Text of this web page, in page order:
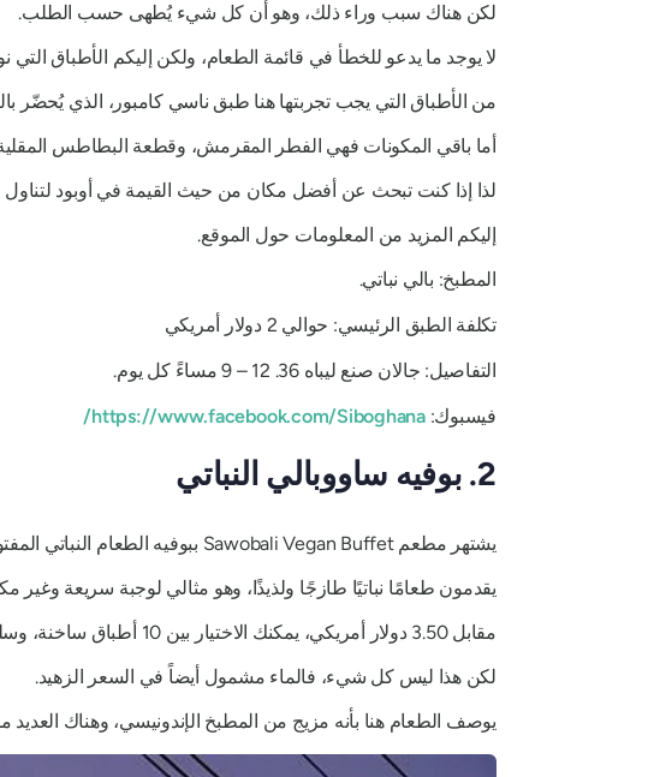
لكن هناك سبب وراء ذلك، وهو أن كل شيء يُطهى حسب الطلب.
لا يوجد ما يدعو للخطأ في قائمة الطعام، ولكن إليكم الأطباق التي
من الأطباق التي يجب تجربتها هنا طبق ناسي كامبور، الذي يُحضّر
أما باقي المكونات فهي الفطر المقرمش، وقطعة البطاطس
لذا إذا كنت تبحث عن أفضل مكان من حيث القيمة في أوبود لتناول
إليكم المزيد من المعلومات حول الموقع.
المطبخ: بالي نباتي.
تكلفة الطبق الرئيسي: حوالي 2 دولار أمريكي
التفاصيل: جالان صنع ليباه 36. 12 – 9 مساءً كل يوم.
فيسبوك:https://www.facebook.com/Siboghana/
2. بوفيه ساووبالي النباتي
يشتهر مطعم Sawobali Vegan Buffet ببوفيه الطعام النباتي المفتوح.
يقدمون طعامًا نباتيًا طازجًا ولذيذًا، وهو مثالي لوجبة سريعة وغير
مقابل 3.50 دولار أمريكي، يمكنك الاختيار بين 10 أطباق ساخنة، وسلطة، وأرز، وحساء.
لكن هذا ليس كل شيء، فالماء مشمول أيضاً في السعر الزهيد.
يوصف الطعام هنا بأنه مزيج من المطبخ الإندونيسي، وهناك العديد